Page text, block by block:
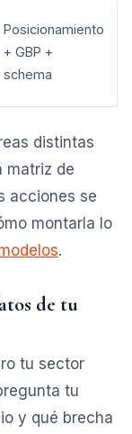
Posicionamiento
+ GBP +
schema
distintas
matriz de
acciones se
montarla lo
.
de tu
tu sector
tu
y qué brecha